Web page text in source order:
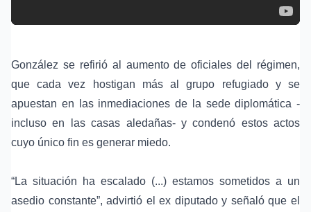
González se refirió al aumento de oficiales del régimen,
que cada vez hostigan más al grupo refugiado y se
apuestan en las inmediaciones de la sede diplomática -
incluso en las casas aledañas- y condenó estos actos
cuyo único fin es generar miedo.
“La situación ha escalado (...) estamos sometidos a un
asedio constante”, advirtió el ex diputado y señaló que el